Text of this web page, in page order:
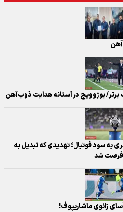
برتر/ بوژوویچ در آستانه هدایت ذوب‌آهن
به سود فوتبال؛ تهدیدی که تبدیل به
فرصت شد
زانوی ماشاریپوف!